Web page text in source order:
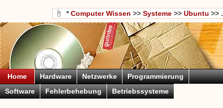
*Computer Wissen >> Systeme >> Ubuntu >> .
Home Hardware Netzwerke
Programmierung
Software
Fehlerbehebung Betriebssysteme